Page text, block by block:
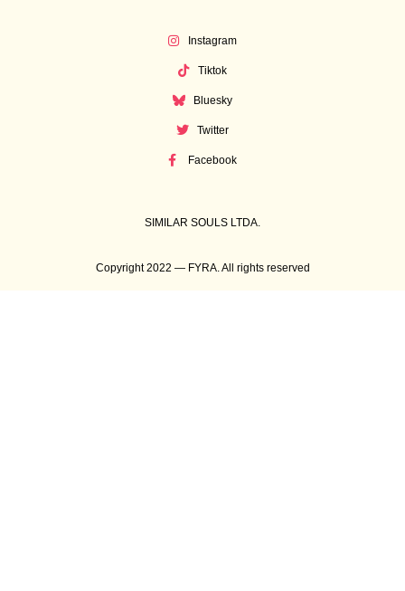
Instagram
Tiktok
Bluesky
Twitter
Facebook
SIMILAR SOULS LTDA.
Copyright 2022 — FYRA. All rights reserved